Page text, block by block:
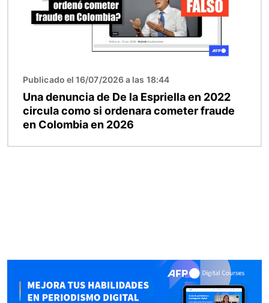
Publicado el 16/07/2026 a las 18:44
Una denuncia de De la Espriella en 2022
circula como si ordenara cometer fraude
en Colombia en 2026